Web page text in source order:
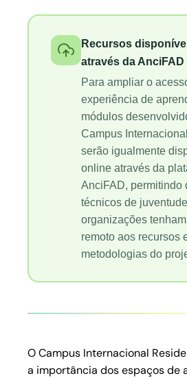
Recursos
através da AnciFAD
Para ampliar o
experiência de
módulos
Campus
serão igualmente
online através da
AnciFAD, permitindo
técnicos de
organizações
remoto aos recursos
metodologias do
O Campus Internacional
a importância dos espaços de